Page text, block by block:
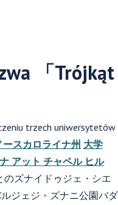
「Trójkąt
trzech uniwersytetów
ースカロライナ州 大学
アット チャペル ヒル
ズナイドゥジェ・シエ
ジェジ・ズナニ公園バダ